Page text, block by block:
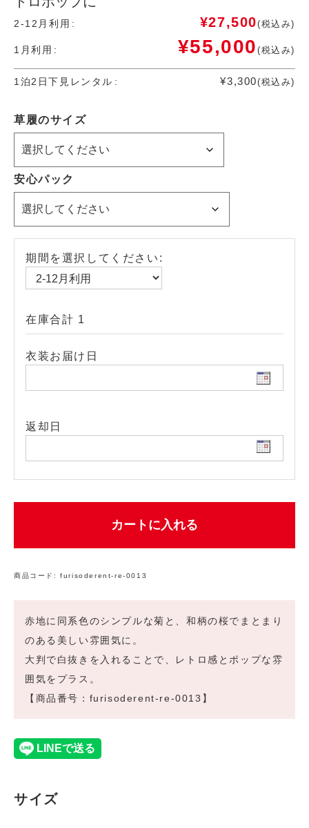
2-12月利用 ¥27,500(税込み)
1月利用 ¥55,000 (税込み)
1泊2日下見レンタル ¥3,300(税込み)
草履のサイズ
安心パック
期間を選択してください:
在庫合計 1
衣装お届け日
返却日
カートに入れる
商品コード:furisoderent-re-0013
赤地に同系色のシンプルな菊と、和柄の桜でまとまり
のある美しい雰囲気に。
大判で白抜きを入れることで、レトロ感とポップな雰
囲気をプラス。
【商品番号：furisoderent-re-0013】
サイズ